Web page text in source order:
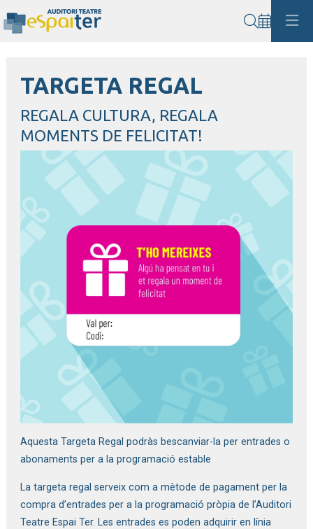
TARGETA REGAL
REGALA CULTURA, REGALA
MOMENTS DE FELICITAT!
Aquesta Targeta Regal podràs bescanviar-la per entrades o
abonaments per a la programació estable
La targeta regal serveix com a mètode de pagament per la
compra d’entrades per a la programació pròpia de l’Auditori
Teatre Espai Ter. Les entrades es poden adquirir en línia